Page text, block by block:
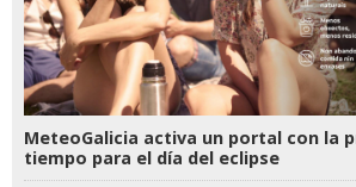
MeteoGalicia activa un portal con la
tiempo para el día del eclipse